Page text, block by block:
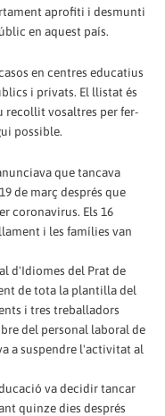
aprofiti i desmunti
en aquest país.
en centres educatius
i privats. El llistat és
recollit vosaltres per fer-
possible.
que tancava
de març després que
coronavirus. Els 16
i les famílies van
d'Idiomes del Prat de
de tota la plantilla del
i tres treballadors
del personal laboral de
a suspendre l'activitat al
va decidir tancar
quinze dies després